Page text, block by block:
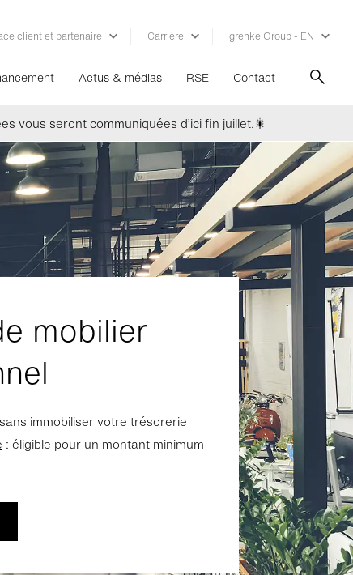
client et partenaire Carrière grenke Group - EN
Actus & médias RSE Contact
vous seront communiquées d’ici fin juillet.🎇
mobilier
immobiliser votre trésorerie
: éligible pour un montant minimum